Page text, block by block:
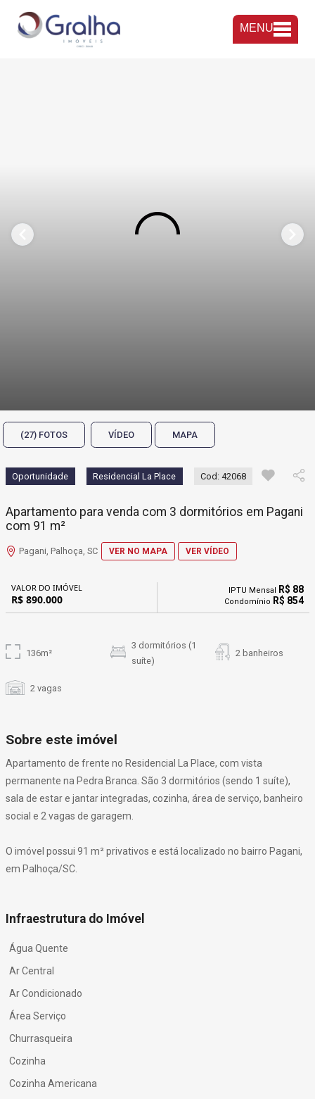
MENU
(27) FOTOS VÍDEO MAPA
Oportunidade Residencial La Place Cod: 42068
Apartamento para venda com 3 dormitórios em Pagani
com 91 m²
Pagani, Palhoça, SC VER NO MAPA VER VÍDEO
VALOR DO IMÓVEL
R$ 890.000
IPTU Mensal R$ 88
Condomínio R$ 854
136m²
3 dormitórios (1
suíte)
2 banheiros
2 vagas
Sobre este imóvel
Apartamento de frente no Residencial La Place, com vista
permanente na Pedra Branca. São 3 dormitórios (sendo 1 suíte),
sala de estar e jantar integradas, cozinha, área de serviço, banheiro
social e 2 vagas de garagem.
O imóvel possui 91 m² privativos e está localizado no bairro Pagani,
em Palhoça/SC.
Infraestrutura do Imóvel
Água Quente
Ar Central
Ar Condicionado
Área Serviço
Churrasqueira
Cozinha
Cozinha Americana